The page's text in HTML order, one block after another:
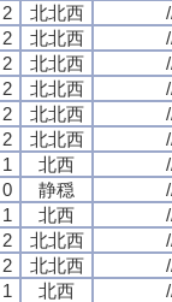
2 北北西
2 北北西
2 北北西
2 北北西
2 北北西
2 北北西
1 北西
0 静穏
1 北西
2 北北西
2 北北西
1 北西